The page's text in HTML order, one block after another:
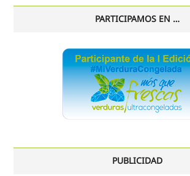
PARTICIPAMOS EN …
PUBLICIDAD